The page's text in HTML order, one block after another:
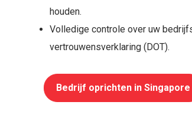
houden.
Volledige controle over uw
vertrouwensverklaring (DOT).
Bedrijf oprichten in Singapore